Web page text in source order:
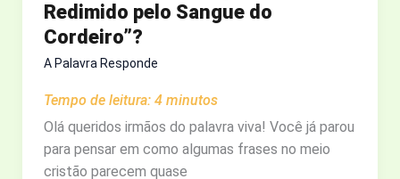
Redimido pelo Sangue do
Cordeiro”?
A Palavra Responde
Tempo de leitura: 4 minutos
Olá queridos irmãos do palavra viva! Você já parou
para pensar em como algumas frases no meio
cristão parecem quase